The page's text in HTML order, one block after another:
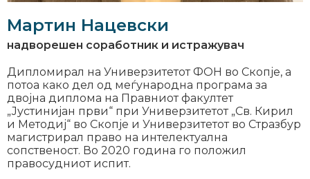
Мартин Нацевски
надворешен соработник и истражувач
Дипломирал на Универзитетот ФОН во Скопје, а
потоа како дел од меѓународна програма за
двојна диплома на Правниот факултет
„Јустинијан први“ при Универзитетот „Св. Кирил
и Методиј“ во Скопје и Универзитетот во Стразбур
магистрирал право на интелектуална
сопственост. Во 2020 година го положил
правосудниот испит.